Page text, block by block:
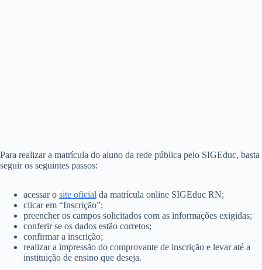
Para realizar a matrícula do aluno da rede pública pelo SIGEduc, basta
seguir os seguintes passos:
acessar o site oficial da matrícula online SIGEduc RN;
clicar em “Inscrição”;
preencher os campos solicitados com as informações exigidas;
conferir se os dados estão corretos;
confirmar a inscrição;
realizar a impressão do comprovante de inscrição e levar até a
instituição de ensino que deseja.